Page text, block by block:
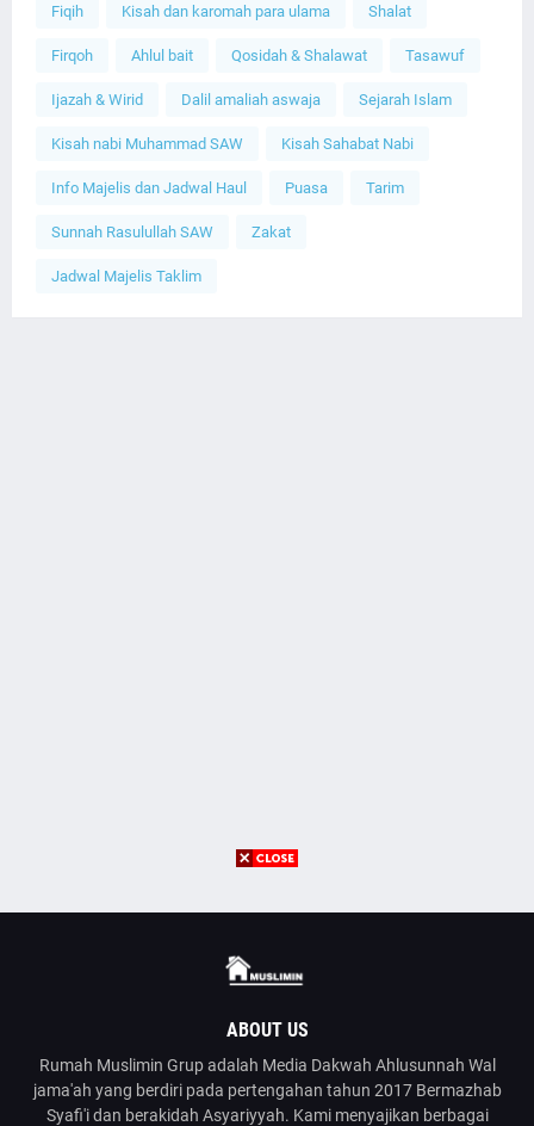
Fiqih Kisah dan karomah para ulama Shalat
Firqoh Ahlul bait Qosidah & Shalawat Tasawuf
Ijazah & Wirid Dalil amaliah aswaja Sejarah Islam
Kisah nabi Muhammad SAW Kisah Sahabat Nabi
Info Majelis dan Jadwal Haul Puasa Tarim
Sunnah Rasulullah SAW Zakat
Jadwal Majelis Taklim
ABOUT US
Rumah Muslimin Grup adalah Media Dakwah Ahlusunnah Wal
jama'ah yang berdiri pada pertengahan tahun 2017 Bermazhab
Syafi'i dan berakidah Asyariyyah. Kami menyajikan berbagai